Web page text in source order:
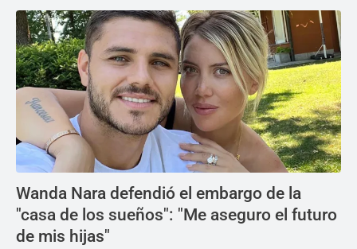
Wanda Nara defendió el embargo de la
"casa de los sueños": "Me aseguro el futuro
de mis hijas"